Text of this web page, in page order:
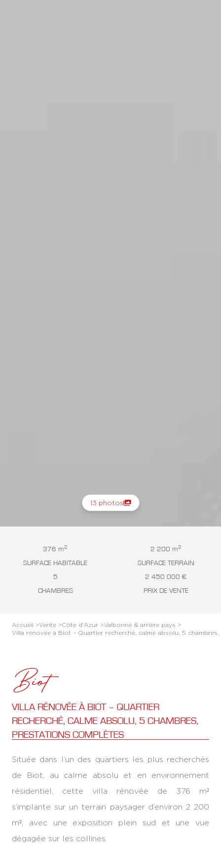
13 photos
376 m2
SURFACE HABITABLE
2 200 m2
SURFACE TERRAIN
5
CHAMBRES
2 450 000 €
PRIX DE VENTE
Accueil >Vente >Côte d'Azur >Valbonne & arrière pays >
Villa rénovée à Biot – Quartier recherché, calme absolu, 5
Biot
VILLA RÉNOVÉE À BIOT – QUARTIER
RECHERCHÉ, CALME ABSOLU, 5 CHAMBRES,
PRESTATIONS COMPLÈTES
Située dans l’un des quartiers les plus recherchés
de Biot, au calme absolu et en environnement
résidentiel, cette villa rénovée de 376 m²
s’implante sur un terrain paysager d’environ 2 200
m², avec une exposition plein sud et une vue
dégagée sur les collines.